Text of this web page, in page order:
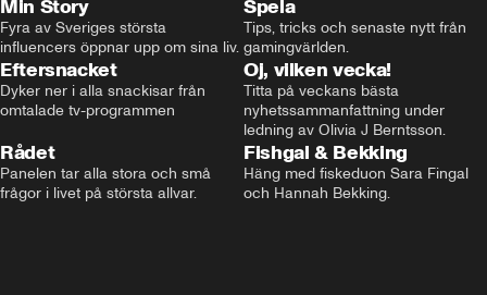
Min Story
Fyra av Sveriges största
influencers öppnar upp om sina liv.
Spela
Tips, tricks och senaste nytt från
gamingvärlden.
Eftersnacket
Dyker ner i alla snackisar från
omtalade tv-programmen
Oj, vilken vecka!
Titta på veckans bästa
nyhetssammanfattning under
ledning av Olivia J Berntsson.
Rådet
Panelen tar alla stora och små
frågor i livet på största allvar.
Fishgal & Bekking
Häng med fiskeduon Sara Fingal
och Hannah Bekking.